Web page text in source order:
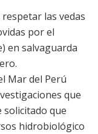
las vedas
por el
en salvaguarda
Mar del Perú
que
solicitado que
hidrobiológico